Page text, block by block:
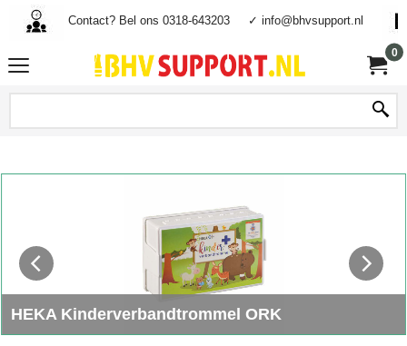
Contact? Bel ons 0318-643203 ✓ info@bhvsupport.nl
0
HEKA Kinderverbandtrommel ORK